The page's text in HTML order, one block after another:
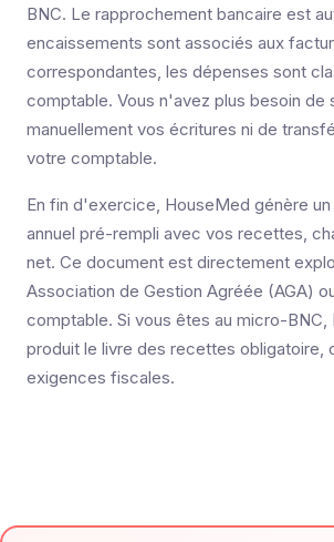
BNC. Le rapprochement bancaire est
encaissements sont associés aux
correspondantes, les dépenses sont
comptable. Vous n'avez plus besoin de
manuellement vos écritures ni de
votre comptable.
En fin d'exercice, HouseMed génère
annuel pré-rempli avec vos recettes,
net. Ce document est directement
Association de Gestion Agréée (AGA)
comptable. Si vous êtes au micro-BNC,
produit le livre des recettes obligatoire,
exigences fiscales.